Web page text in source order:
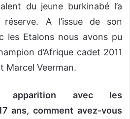
du jeune burkinabé l’a
réserve. A l’issue de son
les Etalons nous avons pu
d’Afrique cadet 2011
Marcel Veerman.
apparition avec les
ans, comment avez-vous